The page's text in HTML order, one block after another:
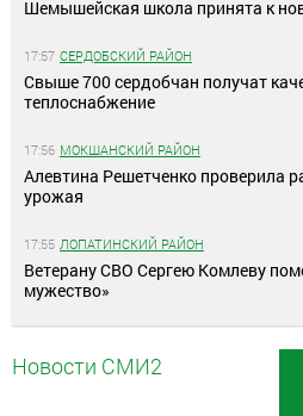
Шемышейская школа принята к
17:57 СЕРДОБСКИЙ РАЙОН
Свыше 700 сердобчан получат
теплоснабжение
17:56 МОКШАНСКИЙ РАЙОН
Алевтина Решетченко проверила
урожая
17:55 ЛОПАТИНСКИЙ РАЙОН
Ветерану СВО Сергею Комлеву
мужество»
Новости СМИ2